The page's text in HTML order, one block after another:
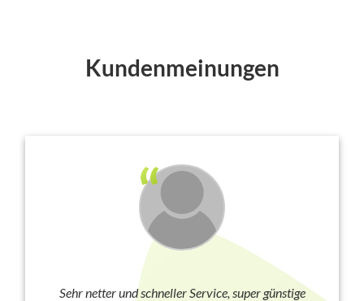
Kundenmeinungen
Sehr netter und schneller Service, super günstige